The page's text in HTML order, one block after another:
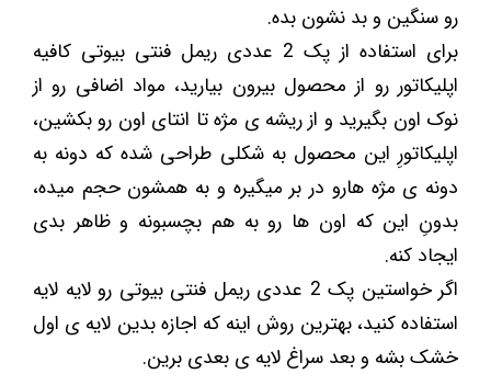
رو سنگین و بد نشون بده.
برای استفاده از پک 2 عددی ریمل فنتی بیوتی کافیه
اپلیکاتور رو از محصول بیرون بیارید، مواد اضافی رو از
نوک اون بگیرید و از ریشه ی مژه تا انتای اون رو بکشین،
اپلیکاتورِ این محصول به شکلی طراحی شده که دونه به
دونه ی مژه هارو در بر میگیره و به همشون حجم میده،
بدونِ این که اون ها رو به هم بچسبونه و ظاهر بدی
ایجاد کنه.
اگر خواستین پک 2 عددی ریمل فنتی بیوتی رو لایه لایه
استفاده کنید، بهترین روش اینه که اجازه بدین لایه ی اول
خشک بشه و بعد سراغ لایه ی بعدی برین.